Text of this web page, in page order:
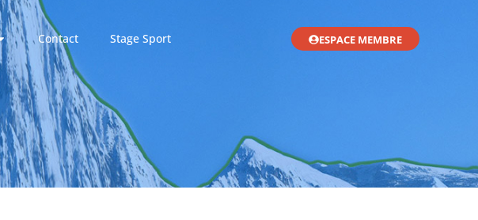
Contact Stage Sport ESPACE MEMBRE